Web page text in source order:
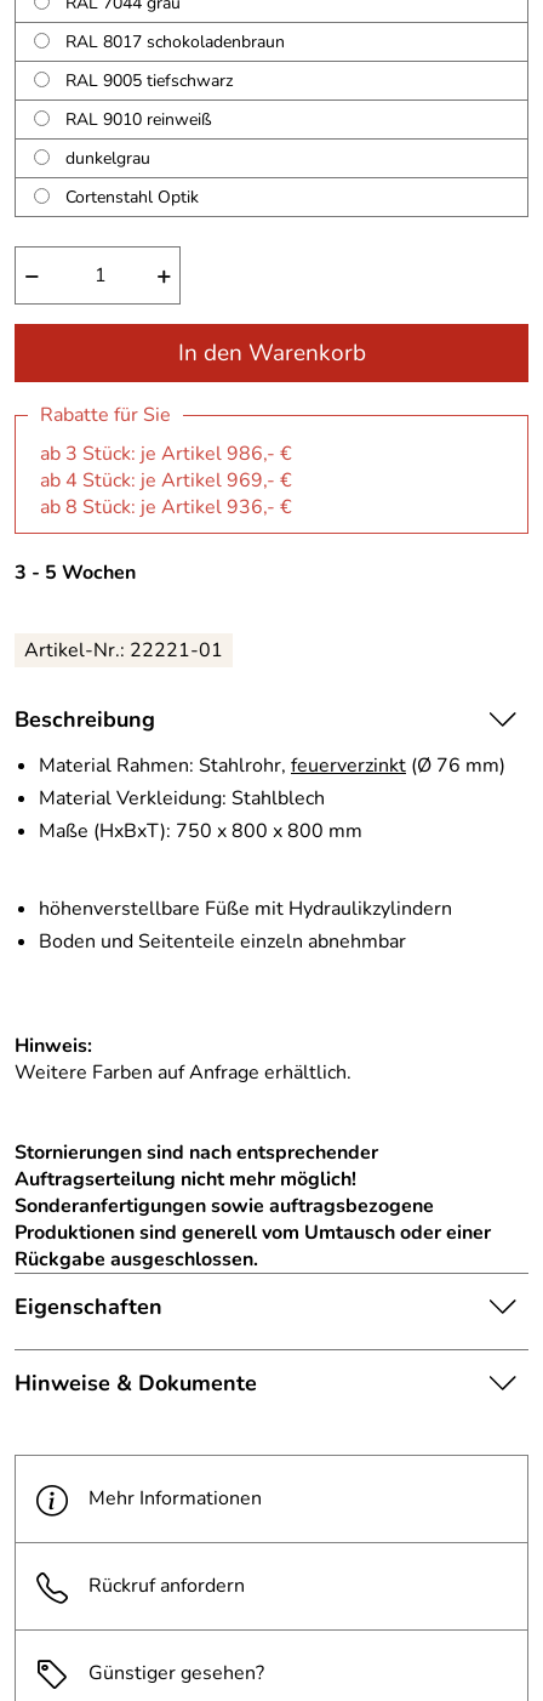
RAL 8017 schokoladenbraun
RAL 9005 tiefschwarz
RAL 9010 reinweiß
dunkelgrau
Cortenstahl Optik
− +
In den Warenkorb
Rabatte für Sie
ab 3 Stück: je Artikel 986,- €
ab 4 Stück: je Artikel 969,- €
ab 8 Stück: je Artikel 936,- €
3 - 5 Wochen
Artikel-Nr.: 22221-01
Beschreibung
Material Rahmen: Stahlrohr, feuerverzinkt (Ø 76 mm)
Material Verkleidung: Stahlblech
Maße (HxBxT): 750 x 800 x 800 mm
höhenverstellbare Füße mit Hydraulikzylindern
Boden und Seitenteile einzeln abnehmbar
Hinweis:
Weitere Farben auf Anfrage erhältlich.
Stornierungen sind nach entsprechender
Auftragserteilung nicht mehr möglich!
Sonderanfertigungen sowie auftragsbezogene
Produktionen sind generell vom Umtausch oder einer
Rückgabe ausgeschlossen.
Eigenschaften
beispielhaft zu verstehen und
Textbeschreibung.
Farbe:
RAL 3004 purpurrot
Hinweise & Dokumente
PDF 2 RAL-Farbtöne (65kB)
Mehr Informationen
Rückruf anfordern
Günstiger gesehen?